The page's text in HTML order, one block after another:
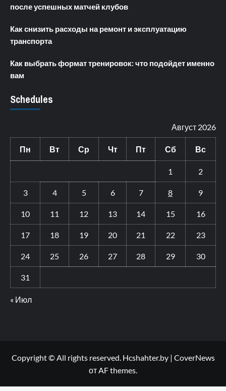
после успешных матчей клубов
Как снизить расходы на ремонт и эксплуатацию
транспорта
Как выбрать формат тренировок: что подойдет именно
вам
Schedules
Август 2026
Пн Вт Ср Чт Пт Сб Вс
1 2
3 4 5 6 7 8 9
10 11 12 13 14 15 16
17 18 19 20 21 22 23
24 25 26 27 28 29 30
31
« Июл
Copyright © All rights reserved. Hcshahter.by | CoverNews
от AF themes.